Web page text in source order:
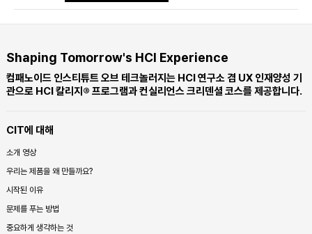
민
Shaping Tomorrow's HCI Experience
컴패노이드 인스티튜트 오브 테크놀러지는 HCI 연구소 겸 UX 인재양성 기
관으로 HCI 칼리지® 프로그램과 컨실리언스 크리덴셜 코스를 제공합니다.
CIT에 대해
소개 영상
우리는 제품을 왜 만들까요?
시작된 이유
문제를 푸는 방법
중요하게 생각하는 것